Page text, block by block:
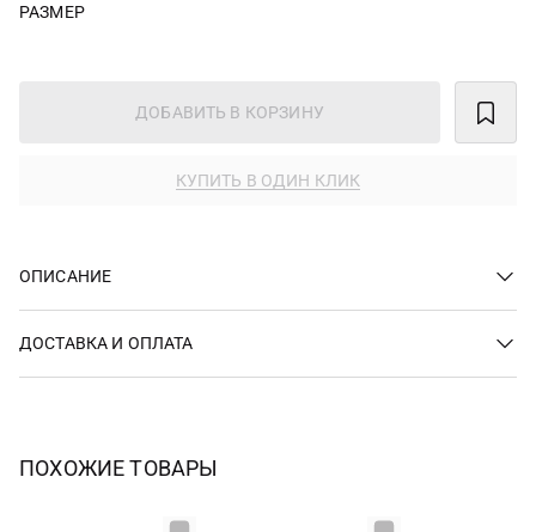
РАЗМЕР
ДОБАВИТЬ В КОРЗИНУ
КУПИТЬ В ОДИН КЛИК
ОПИСАНИЕ
ДОСТАВКА И ОПЛАТА
ПОХОЖИЕ ТОВАРЫ